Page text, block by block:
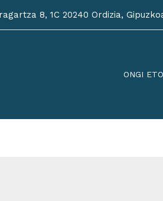
8, 1C 20240 Ordizia,
ONGI